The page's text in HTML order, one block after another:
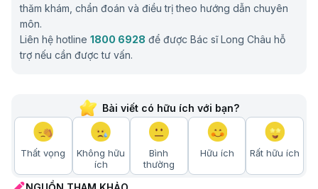
thăm khám, chẩn đoán và điều trị theo hướng dẫn chuyên
môn.
Liên hệ hotline 1800 6928 để được Bác sĩ Long Châu hỗ
trợ nếu cần được tư vấn.
Bài viết có hữu ích với bạn?
Thất vọng
Không hữu
ích
Bình
thường
Hữu ích Rất hữu ích